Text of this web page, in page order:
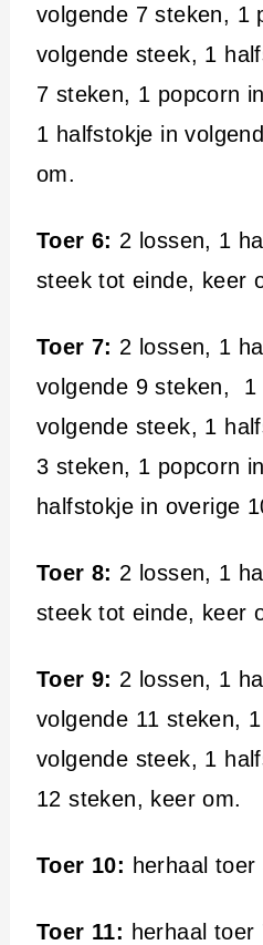
volgende 7 steken, 1
volgende steek, 1
7 steken, 1 popcorn
1 halfstokje in
om.
Toer 6: 2 lossen, 1
steek tot einde, keer
Toer 7: 2 lossen, 1
volgende 9 steken, 1
volgende steek, 1
3 steken, 1 popcorn
halfstokje in overige
Toer 8: 2 lossen, 1
steek tot einde, keer
Toer 9: 2 lossen, 1
volgende 11 steken,
volgende steek, 1
12 steken, keer om.
Toer 10: herhaal toer
Toer 11: herhaal toer